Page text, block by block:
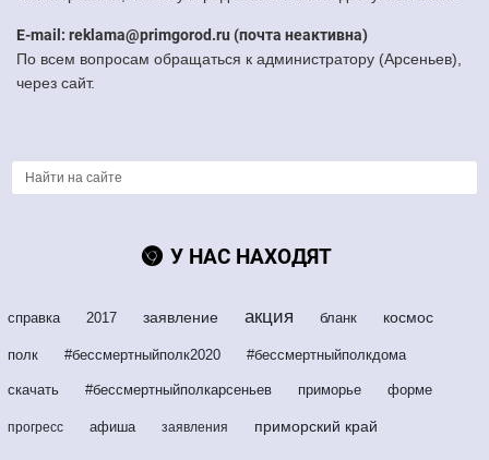
E-mail: reklama@primgorod.ru (почта неактивна)
По всем вопросам обращаться к администратору (Арсеньев),
через сайт.
У НАС НАХОДЯТ
справка 2017 заявление акция бланк космос
полк #бессмертныйполк2020 #бессмертныйполкдома
скачать #бессмертныйполкарсеньев приморье форме
прогресс афиша заявления приморский край